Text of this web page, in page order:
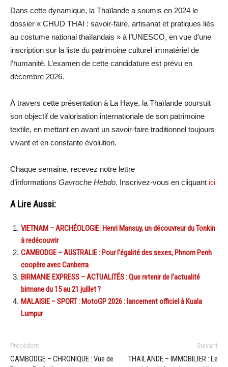
Dans cette dynamique, la Thaïlande a soumis en 2024 le
dossier « CHUD THAI : savoir-faire, artisanat et pratiques liés
au costume national thaïlandais » à l’UNESCO, en vue d’une
inscription sur la liste du patrimoine culturel immatériel de
l’humanité. L’examen de cette candidature est prévu en
décembre 2026.
À travers cette présentation à La Haye, la Thaïlande poursuit
son objectif de valorisation internationale de son patrimoine
textile, en mettant en avant un savoir-faire traditionnel toujours
vivant et en constante évolution.
Chaque semaine, recevez notre lettre
d’informations Gavroche Hebdo. Inscrivez-vous en cliquant ici
A Lire Aussi:
VIETNAM – ARCHÉOLOGIE: Henri Mansuy, un découvreur du Tonkin
à redécouvrir
CAMBODGE – AUSTRALIE : Pour l’égalité des sexes, Phnom Penh
coopère avec Canberra
BIRMANIE EXPRESS – ACTUALITÉS : Que retenir de l’actualité
birmane du 15 au 21 juillet ?
MALAISIE – SPORT : MotoGP 2026 : lancement officiel à Kuala
Lumpur
Précédent
CAMBODGE – CHRONIQUE : Vue de
Suivant
THAÏLANDE – IMMOBILIER : Le